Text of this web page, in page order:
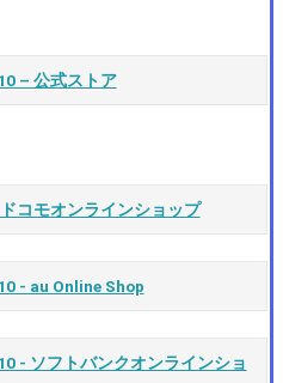
– 公式ストア
コモオンラインショップ
‐ au Online Shop
‐ ソフトバンクオンラインショ